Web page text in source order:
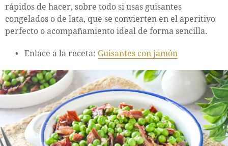
rápidos de hacer, sobre todo si usas guisantes
congelados o de lata, que se convierten en el aperitivo
perfecto o acompañamiento ideal de forma sencilla.
Enlace a la receta: Guisantes con jamón